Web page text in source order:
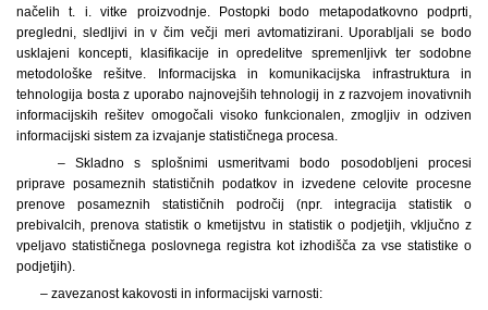
načelih t. i. vitke proizvodnje. Postopki bodo metapodatkovno podprti,
pregledni, sledljivi in v čim večji meri avtomatizirani. Uporabljali se bodo
usklajeni koncepti, klasifikacije in opredelitve spremenljivk ter sodobne
metodološke rešitve. Informacijska in komunikacijska infrastruktura in
tehnologija bosta z uporabo najnovejših tehnologij in z razvojem inovativnih
informacijskih rešitev omogočali visoko funkcionalen, zmogljiv in odziven
informacijski sistem za izvajanje statističnega procesa.
– Skladno s splošnimi usmeritvami bodo posodobljeni procesi
priprave posameznih statističnih podatkov in izvedene celovite procesne
prenove posameznih statističnih področij (npr. integracija statistik o
prebivalcih, prenova statistik o kmetijstvu in statistik o podjetjih, vključno z
vpeljavo statističnega poslovnega registra kot izhodišča za vse statistike o
podjetjih).
– zavezanost kakovosti in informacijski varnosti: